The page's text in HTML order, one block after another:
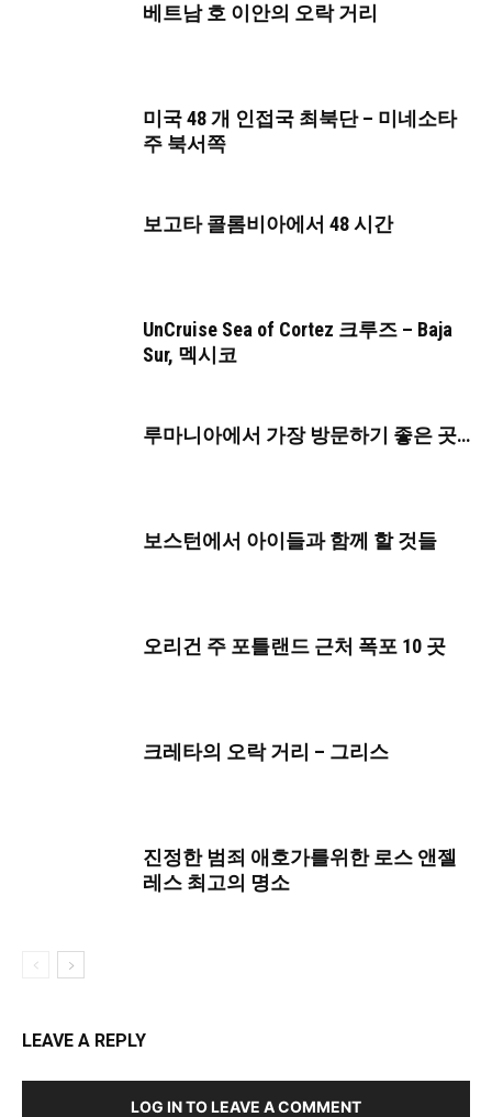
베트남 호 이안의 오락 거리
미국 48 개 인접국 최북단 – 미네소타
주 북서쪽
보고타 콜롬비아에서 48 시간
UnCruise Sea of ​​Cortez 크루즈 – Baja
Sur, 멕시코
루마니아에서 가장 방문하기 좋은 곳…
보스턴에서 아이들과 함께 할 것들
오리건 주 포틀랜드 근처 폭포 10 곳
크레타의 오락 거리 – 그리스
진정한 범죄 애호가를위한 로스 앤젤
레스 최고의 명소
LEAVE A REPLY
LOG IN TO LEAVE A COMMENT